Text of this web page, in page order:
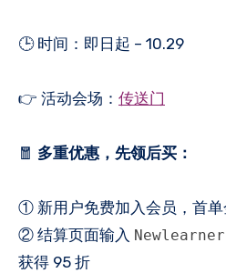
🕒 时间：即日起 – 10.29
👉 活动会场： 传送门
🧧 多重优惠，先领后买：
① 新用户免费加入会员，首单
② 结算页面输入
获得 95 折